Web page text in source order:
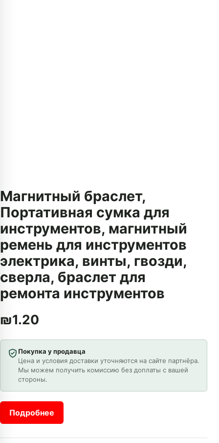
Магнитный браслет,
Портативная сумка для
инструментов, магнитный
ремень для инструментов
электрика, винты, гвозди,
сверла, браслет для
ремонта инструментов
₪1.20
Покупка у продавца
Цена и условия доставки уточняются на сайте партнёра.
Мы можем получить комиссию без доплаты с вашей
стороны.
Подробнее